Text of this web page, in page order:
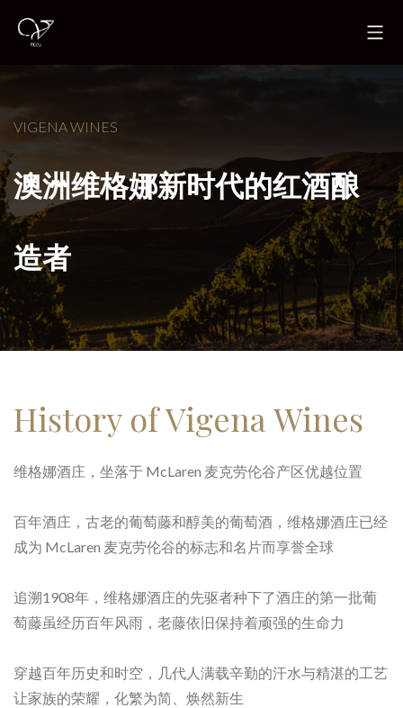
VIGENA WINES
澳洲维格娜新时代的红酒酿
造者
History of Vigena Wines
维格娜酒庄，坐落于 McLaren 麦克劳伦谷产区优越位置
百年酒庄，古老的葡萄藤和醇美的葡萄酒，维格娜酒庄已经
成为 McLaren 麦克劳伦谷的标志和名片而享誉全球
追溯1908年，维格娜酒庄的先驱者种下了酒庄的第一批葡
萄藤虽经历百年风雨，老藤依旧保持着顽强的生命力
穿越百年历史和时空，几代人满载辛勤的汗水与精湛的工艺
让家族的荣耀，化繁为简、焕然新生